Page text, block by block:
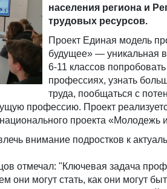
населения региона и
трудовых ресурсов.
Проект Единая модель
будущее» — уникальная
6-11 классов
профессиях, узнать
труда, пообщаться с
профессию. Проект
проекта «Молодежь
внимание подростков к
отмечал: "Ключевая задача
они могут стать, как они могут